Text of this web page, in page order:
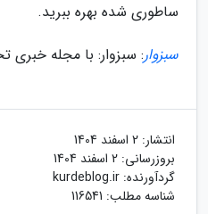
ساطوری شده بهره ببرید.
سبزوار: سبزوار: با مجله خبری
انتشار: 2 اسفند 1404
بروزرسانی: 2 اسفند 1404
گردآورنده: kurdeblog.ir
شناسه مطلب: 116541